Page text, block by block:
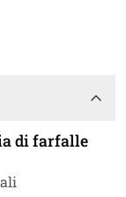
di farfalle